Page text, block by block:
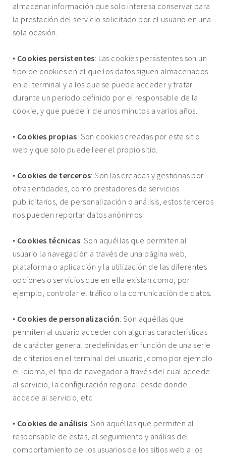
almacenar información que solo interesa conservar para
la prestación del servicio solicitado por el usuario en una
sola ocasión.
• Cookies persistentes: Las cookies persistentes son un
tipo de cookies en el que los datos siguen almacenados
en el terminal y a los que se puede acceder y tratar
durante un periodo definido por el responsable de la
cookie, y que puede ir de unos minutos a varios años.
• Cookies propias: Son cookies creadas por este sitio
web y que solo puede leer el propio sitio.
• Cookies de terceros: Son las creadas y gestionas por
otras entidades, como prestadores de servicios
publicitarios, de personalización o análisis, estos terceros
nos pueden reportar datos anónimos.
• Cookies técnicas: Son aquéllas que permiten al
usuario la navegación a través de una página web,
plataforma o aplicación y la utilización de las diferentes
opciones o servicios que en ella existan como, por
ejemplo, controlar el tráfico o la comunicación de datos.
• Cookies de personalización: Son aquéllas que
permiten al usuario acceder con algunas características
de carácter general predefinidas en función de una serie
de criterios en el terminal del usuario, como por ejemplo
el idioma, el tipo de navegador a través del cual accede
al servicio, la configuración regional desde donde
accede al servicio, etc.
• Cookies de análisis: Son aquéllas que permiten al
responsable de estas, el seguimiento y análisis del
comportamiento de los usuarios de los sitios web a los